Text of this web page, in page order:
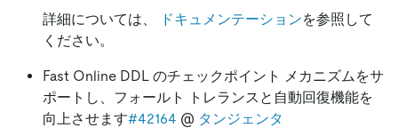
詳細については、 ドキュメンテーションを参照して
ください。
Fast Online DDL のチェックポイント メカニズムをサ
ポートし、フォールト トレランスと自動回復機能を
向上させます#42164 @ タンジェンタ